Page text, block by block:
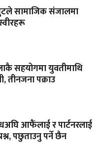
सामाजिक संजालमा
सहयोगमा युवतीमाथि
तीनजना पक्राउ
आफैंलाई र पार्टनरलाई
पछुताउनु पर्ने छैन